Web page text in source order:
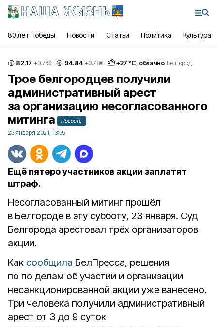
80 лет Победы Новости Статьи Политика Культура
82.17 +0.76$ 94.84 +0.78€ +27 °С, облачно Белгород
Трое белгородцев получили
административный арест
за организацию несогласованного
митинга
Новость
25 января 2021, 13:59
Ещё пятеро участников акции заплатят
штраф.
Несогласованный митинг прошёл
в Белгороде в эту субботу, 23 января. Суд
Белгорода арестовал трёх организаторов
акции.
Как сообщила БелПресса, решения
по по делам об участии и организации
несанкционированной акции уже ванесено.
Три человека получили административный
арест от 3 до 9 суток